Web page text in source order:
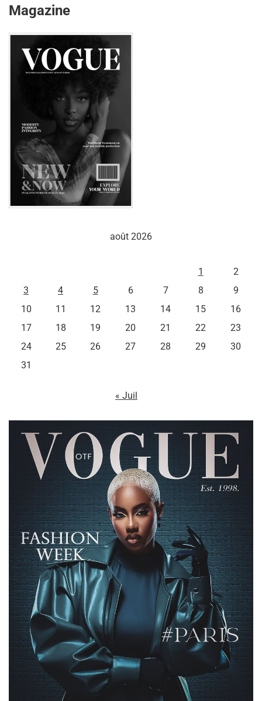
Magazine
août 2026
1
2
3
4 5 6 7 8
9
10
11 12 13 14 15
16
17
18 19 20 21 22
23
24
25 26 27 28 29
30
31
« Juil